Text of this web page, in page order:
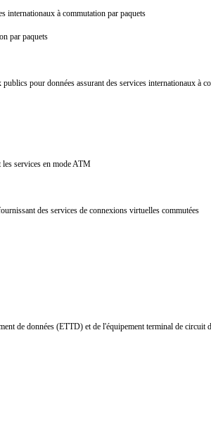
internationaux à commutation par paquets
par paquets
pour données assurant des services internationaux à
les services en mode ATM
des services de connexions virtuelles commutées
de données (ETTD) et de l'équipement terminal de circuit